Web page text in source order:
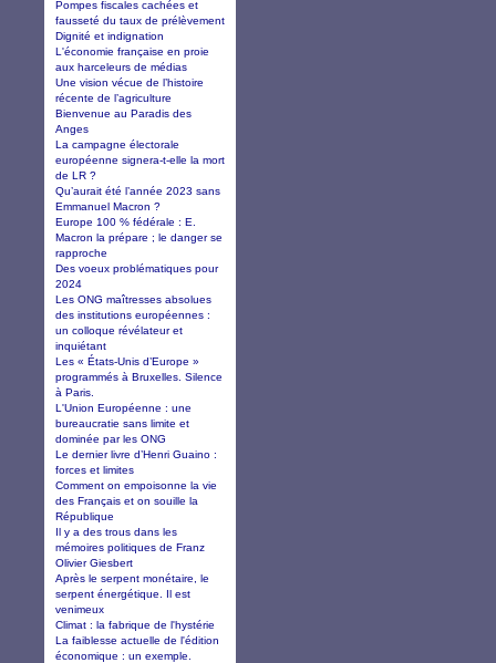
Pompes fiscales cachées et
fausseté du taux de prélèvement
Dignité et indignation
L'économie française en proie
aux harceleurs de médias
Une vision vécue de l’histoire
récente de l’agriculture
Bienvenue au Paradis des
Anges
La campagne électorale
européenne signera-t-elle la mort
de LR ?
Qu’aurait été l’année 2023 sans
Emmanuel Macron ?
Europe 100 % fédérale : E.
Macron la prépare ; le danger se
rapproche
Des voeux problématiques pour
2024
Les ONG maîtresses absolues
des institutions européennes :
un colloque révélateur et
inquiétant
Les « États-Unis d’Europe »
programmés à Bruxelles. Silence
à Paris.
L'Union Européenne : une
bureaucratie sans limite et
dominée par les ONG
Le dernier livre d’Henri Guaino :
forces et limites
Comment on empoisonne la vie
des Français et on souille la
République
Il y a des trous dans les
mémoires politiques de Franz
Olivier Giesbert
Après le serpent monétaire, le
serpent énergétique. Il est
venimeux
Climat : la fabrique de l'hystérie
La faiblesse actuelle de l'édition
économique : un exemple.